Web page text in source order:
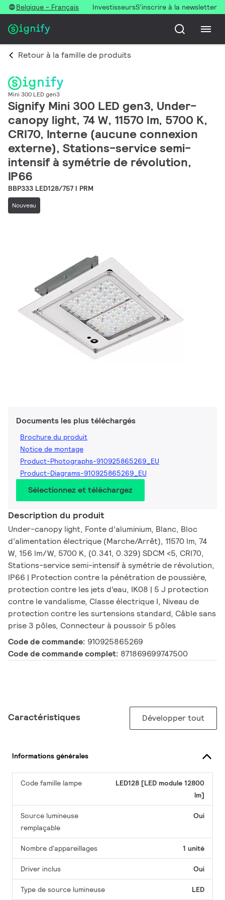
Belgique - Français InvestisseursS’inscrire à la newsletter
Retour à la famille de produits
Mini 300 LED gen3
Signify Mini 300 LED gen3, Under-
canopy light, 74 W, 11570 lm, 5700 K,
CRI70, Interne (aucune connexion
externe), Stations-service semi-
intensif à symétrie de révolution,
IP66
BBP333 LED128/757 I PRM
Nouveau
Documents les plus téléchargés
Brochure du produit
Notice de montage
Product-Photographs-910925865269_EU
Product-Diagrams-910925865269_EU
Sélectionnez et téléchargez
Description du produit
Under-canopy light, Fonte d’aluminium, Blanc, Bloc
d’alimentation électrique (Marche/Arrêt), 11570 lm, 74
W, 156 lm/W, 5700 K, (0.341, 0.329) SDCM <5, CRI70,
Stations-service semi-intensif à symétrie de révolution,
IP66 | Protection contre la pénétration de poussière,
protection contre les jets d’eau, IK08 | 5 J protection
contre le vandalisme, Classe électrique I, Niveau de
protection contre les surtensions standard, Câble sans
prise 3 pôles, Connecteur à poussoir 5 pôles
Code de commande: 910925865269
Code de commande complet: 871869699747500
Caractéristiques Développer tout
Informations générales
Code famille lampe
LED128 [LED module 12800
lm]
Source lumineuse
remplaçable
Oui
Nombre d'appareillages 1 unité
Driver inclus Oui
Type de source lumineuse LED